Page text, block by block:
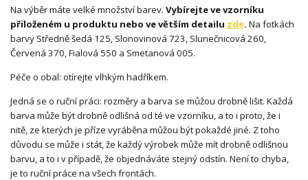
Na výběr máte velké množství barev. Vybírejte ve vzorníku
přiloženém u produktu nebo ve větším detailu zde. Na fotkách
barvy Středně šedá 125, Slonovinová 723, Slunečnicová 260,
Červená 370, Fialová 550 a Smetanová 005.
Péče o obal: otírejte vlhkým hadříkem.
Jedná se o ruční práci: rozměry a barva se můžou drobně lišit. Každá
barva může být drobně odlišná od té ve vzorníku, a to i proto, že i
nitě, ze kterých je příze vyráběna můžou být pokaždé jiné. Z toho
důvodu se může i stát, že každý výrobek může mít drobně odlišnou
barvu, a to i v případě, že objednáváte stejný odstín. Není to chyba,
je to ruční práce na všech frontách.